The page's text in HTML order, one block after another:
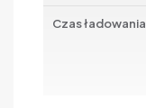
Czas ładowania